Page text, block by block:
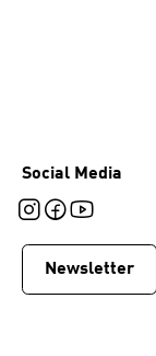
Social Media
Newsletter